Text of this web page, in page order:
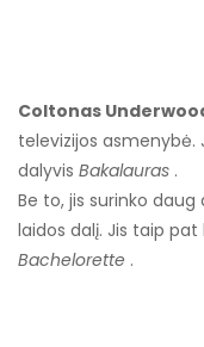
Coltonas
televizijos asmenybė.
dalyvis Bakalauras .
Be to, jis surinko
laidos dalį. Jis taip
Bachelorette .